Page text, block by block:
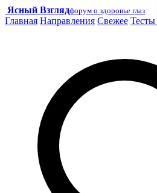
Ясный Взглядфорум о здоровье глаз
Главная Направления Свежее Тесты